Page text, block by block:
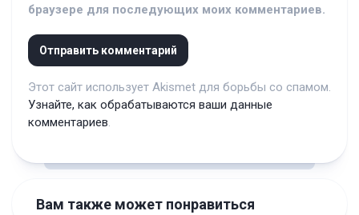
браузере для последующих моих комментариев.
Этот сайт использует Akismet для борьбы со спамом.
Узнайте, как обрабатываются ваши данные
комментариев.
Вам также может понравиться